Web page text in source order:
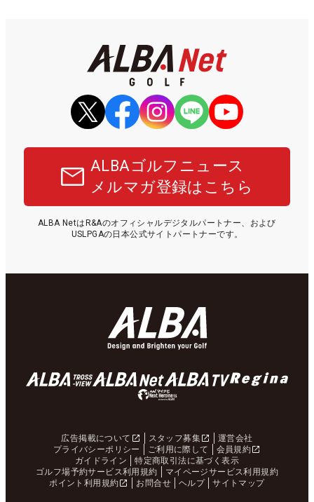
ALBAゴルフニュース
メルマガ登録はこちら
ALBA NetはR&Aのオフィシャルデジタルパートナー、および
USLPGAの日本公式サイトパートナーです。
広告掲載について スタッフ募集
運営会社
プライバシーポリシー
ご利用に際して
会員規約
ガイドライン
特定商取引法に基づく表示
ゴルフ場予約サービス利用規約
マイページサービス利用規約
ポイント利用規約
お問合せ ヘルプ サイトマップ